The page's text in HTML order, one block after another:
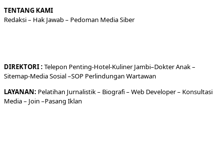
TENTANG KAMI
Redaksi– Hak Jawab – Pedoman Media Siber
DIREKTORI: Telepon Penting-Hotel-KulinerJambi–DokterAnak –
Sitemap-Media Sosial –SOP Perlindungan Wartawan
LAYANAN: Pelatihan Jurnalistik – Biografi– Web Developer– Konsultasi
Media– Join –Pasang Iklan